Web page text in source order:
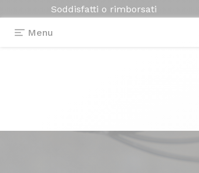
Soddisfatti o rimborsati
Menu